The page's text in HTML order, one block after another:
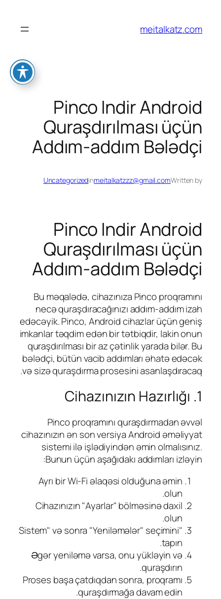
meitalkatz.com
Pinco Indir Android
Quraşdırılması üçün
Addım-addım Bələdçi
Written by
meitalkatzzz@gmail.com
in
Uncategorized
Pinco Indir Android
Quraşdırılması üçün
Addım-addım Bələdçi
Bu məqalədə, cihazınıza Pinco proqramını
necə quraşdıracağınızı addım-addım izah
edəcəyik. Pinco, Android cihazlar üçün geniş
imkanlar təqdim edən bir tətbiqdir, lakin onun
quraşdırılması bir az çətinlik yarada bilər. Bu
bələdçi, bütün vacib addımları əhatə edəcək
və sizə quraşdırma prosesini asanlaşdıracaq.
1. Cihazınızın Hazırlığı
Pinco proqramını quraşdırmadan əvvəl
cihazınızın ən son versiya Android əməliyyat
sistemi ilə işlədiyindən əmin olmalısınız.
Bunun üçün aşağıdakı addımları izləyin:
Ayrı bir Wi-Fi əlaqəsi olduğuna əmin
olun.
Cihazınızın "Ayarlar" bölməsinə daxil
olun.
"Sistem" və sonra "Yeniləmələr" seçimini
tapın.
Əgər yeniləmə varsa, onu yükləyin və
quraşdırın.
Proses başa çatdıqdan sonra, proqramı
quraşdırmağa davam edin.